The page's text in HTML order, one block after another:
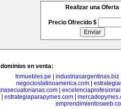
Realizar una Oferta
Precio Ofrecido $
en venta:
Inmuebles.pe
industriasargentinas.biz
negocioslatinoamerica.com
estrategiaparapymes.com|